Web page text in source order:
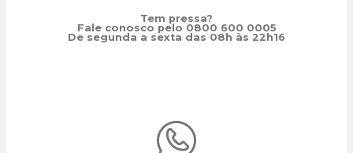
Tem pressa?
Fale conosco pelo 0800 600 0005
De segunda a sexta das 08h às 22h16